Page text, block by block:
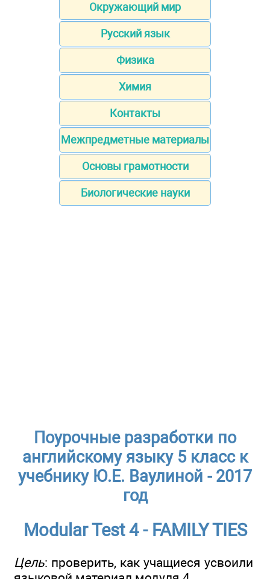
Окружающий мир
Русский язык
Физика
Химия
Контакты
Межпредметные материалы
Основы грамотности
Биологические науки
Поурочные разработки по
английскому языку 5 класс к
учебнику Ю.Е. Ваулиной - 2017
год
Modular Test 4 - FAMILY TIES
Цель: проверить, как учащиеся усвоили